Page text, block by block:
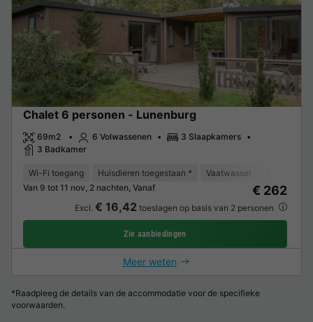
Chalet 6 personen - Lunenburg
69m2 6 Volwassenen
3 Slaapkamers
3 Badkamer
Wi-Fi toegang Huisdieren toegestaan * Vaatwasser
Van 9 tot 11 nov, 2 nachten, Vanaf
€ 262
Excl. € 16,42 toeslagen op basis van 2 personen
Zie aanbiedingen
Meer weten
*Raadpleeg de details van de accommodatie voor de specifieke
voorwaarden.